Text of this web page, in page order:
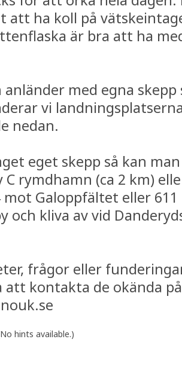
att ha koll på
är bra att ha
anländer med egna skepp
vi
nedan.
eget skepp så kan
rymdhamn (ca 2 km)
mot Galoppfältet eller
och kliva av vid
frågor eller
att kontakta de okända på
No hints available.)